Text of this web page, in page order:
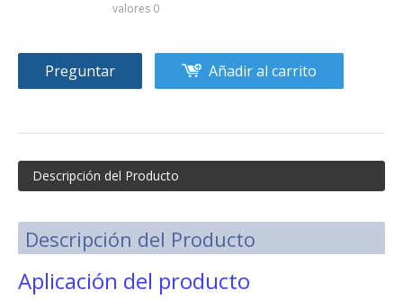
valores 0
Preguntar Añadir al carrito
Descripción del Producto
Descripción del Producto
Aplicación del producto